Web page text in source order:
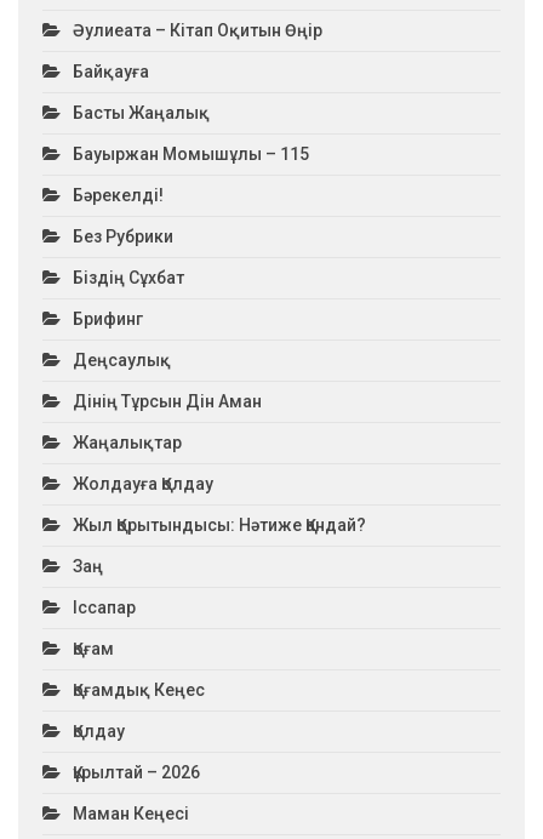
Әулиеата – Кітап Оқитын Өңір
Байқауға
Басты Жаңалық
Бауыржан Момышұлы – 115
Бәрекелді!
Без Рубрики
Біздің Сұхбат
Брифинг
Деңсаулық
Дінің Тұрсын Дін Аман
Жаңалықтар
Жолдауға Қолдау
Жыл Қорытындысы: Нәтиже Қандай?
Заң
Іссапар
Қоғам
Қоғамдық Кеңес
Қолдау
Құрылтай – 2026
Маман Кеңесі